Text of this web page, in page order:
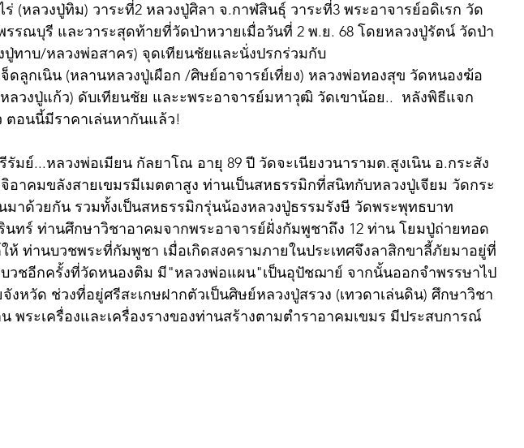
ร่ (หลวงปู่ทิม) วาระที่2 หลวงปู่ศิลา จ.กาฬสินธุ์ วาระที่3 พระอาจารย์อดิเรก วัด
รรณบุรี และวาระสุดท้ายที่วัดป่าหวายเมื่อวันที่ 2 พ.ย. 68 โดยหลวงปู่รัตน์ วัดป่า
ปู่ทาบ/หลวงพ่อสาคร) จุดเทียนชัยและนั่งปรกร่วมกับ
จ็ดลูกเนิน (หลานหลวงปู่เผือก /ศิษย์อาจารย์เที่ยง) หลวงพ่อทองสุข วัดหนองฆ้อ
ลวงปู่แก้ว) ดับเทียนชัย และะพระอาจารย์มหาวุฒิ วัดเขาน้อย..  หลังพิธีแจก
ตอนนี้มีราคาเล่นหากันแล้ว!
รัมย์...หลวงพ่อเมียน กัลยาโณ อายุ 89 ปี วัดจะเนียงวนารามต.สูงเนิน อ.กระสัง
อาคมขลังสายเขมรมีเมตตาสูง ท่านเป็นสหธรรมิกที่สนิทกับหลวงปู่เจียม วัดกระ
มาด้วยกัน รวมทั้งเป็นสหธรรมิกรุ่นน้องหลวงปู่ธรรมรังษี วัดพระพุทธบาท
นทร์ ท่านศึกษาวิชาอาคมจากพระอาจารย์ฝั่งกัมพูชาถึง 12 ท่าน โยมปู่ถ่ายทอด
ท่านบวชพระที่กัมพูชา เมื่อเกิดสงครามภายในประเทศจึงลาสิกขาลี้ภัยมาอยู่ที่
วชอีกครั้งที่วัดหนองติม มี"หลวงพ่อแผน"เป็นอุปัชฌาย์ จากนั้นออกจำพรรษาไป
งหวัด ช่วงที่อยู่ศรีสะเกษฝากตัวเป็นศิษย์หลวงปู่สรวง (เทวดาเล่นดิน) ศึกษาวิชา
พระเครื่องและเครื่องรางของท่านสร้างตามตำราอาคมเขมร มีประสบการณ์